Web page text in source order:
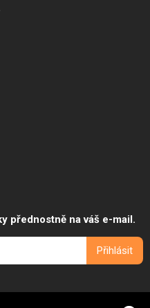
přednostně na váš e-mail.